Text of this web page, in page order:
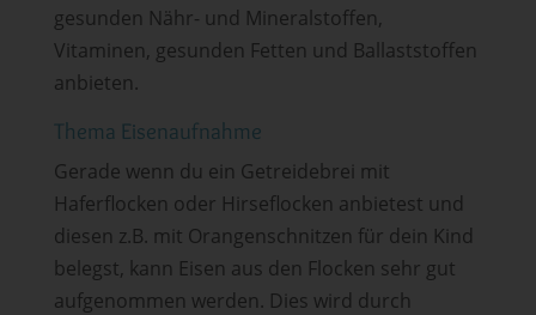
gesunden Nähr- und Mineralstoffen,
Vitaminen, gesunden Fetten und Ballaststoffen
anbieten.
Thema Eisenaufnahme
Gerade wenn du ein Getreidebrei mit
Haferflocken oder Hirseflocken anbietest und
diesen z.B. mit Orangenschnitzen für dein Kind
belegst, kann Eisen aus den Flocken sehr gut
aufgenommen werden. Dies wird durch